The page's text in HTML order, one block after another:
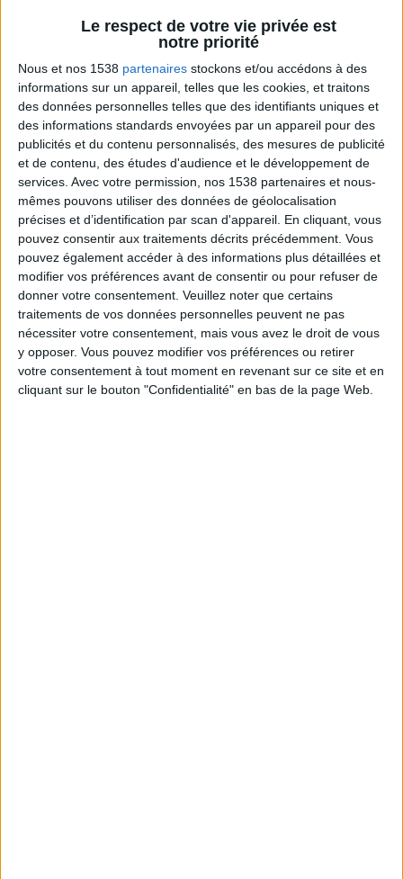
Le respect de votre vie privée est
notre priorité
Nous et nos 1538 partenaires stockons et/ou accédons à des
informations sur un appareil, telles que les cookies, et traitons
des données personnelles telles que des identifiants uniques et
des informations standards envoyées par un appareil pour des
publicités et du contenu personnalisés, des mesures de publicité
et de contenu, des études d'audience et le développement de
services. Avec votre permission, nos 1538 partenaires et nous-
mêmes pouvons utiliser des données de géolocalisation
précises et d’identification par scan d'appareil. En cliquant, vous
pouvez consentir aux traitements décrits précédemment. Vous
pouvez également accéder à des informations plus détaillées et
modifier vos préférences avant de consentir ou pour refuser de
donner votre consentement. Veuillez noter que certains
traitements de vos données personnelles peuvent ne pas
nécessiter votre consentement, mais vous avez le droit de vous
y opposer. Vous pouvez modifier vos préférences ou retirer
votre consentement à tout moment en revenant sur ce site et en
cliquant sur le bouton "Confidentialité" en bas de la page Web.
Ces marques diététiques : c'est n'importe quoi !
Webinaires en direct Voir tout
Peut-on remplacer la viande par des féculents ?
Consultation diététique du 05/08/2026